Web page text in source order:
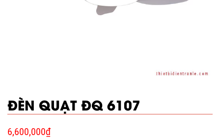
ĐÈN QUẠT ĐQ 6107
6,600,000₫